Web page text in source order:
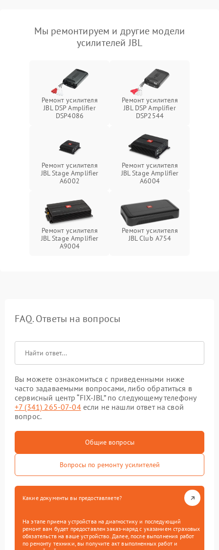
Мы ремонтируем и другие модели
усилителей JBL
Ремонт усилителя
JBL DSP Amplifier
DSP4086
Ремонт усилителя
JBL DSP Amplifier
DSP2544
Ремонт усилителя
JBL Stage Amplifier
A6002
Ремонт усилителя
JBL Stage Amplifier
A6004
Ремонт усилителя
JBL Stage Amplifier
A9004
Ремонт усилителя
JBL Club A754
FAQ. Ответы на вопросы
Вы можете ознакомиться с приведенными ниже
часто задаваемыми вопросами, либо обратиться в
сервисный центр “FIX-JBL” по следующему телефону
+7 (341) 265-07-04если не нашли ответ на свой
вопрос.
Общие вопросы
Вопросы по ремонту усилителей
Какие документы вы предоставляете?
На этапе приема устройства на диагностику и последующий
ремонт вам будет предоставлен заказ-наряд с указанием страховых
обязательств на ваше устройство. Далее, после выполнения работ
по ремонту техники, вы получите акт выполненных работ и